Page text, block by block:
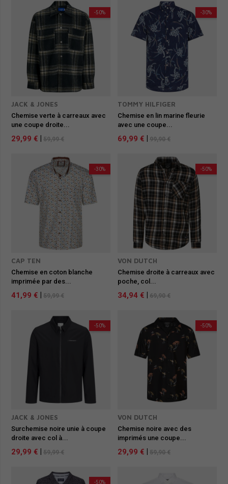
-50%
JACK & JONES
Chemise verte à carreaux avec
une coupe droite...
29,99 € 59,99 €
-30%
TOMMY HILFIGER
Chemise en lin marine fleurie
avec une coupe...
69,99 € 99,90 €
-30%
CAP TEN
Chemise en coton blanche
imprimée par des...
41,99 € 59,99 €
-50%
VON DUTCH
Chemise droite à carreaux avec
poche, col...
34,94 € 69,90 €
-50%
JACK & JONES
Surchemise noire unie à coupe
droite avec col à...
29,99 € 59,99 €
-50%
VON DUTCH
Chemise noire avec des
imprimés une coupe...
29,99 € 59,90 €
-50%